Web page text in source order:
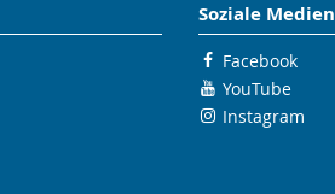
Soziale Medien
Facebook
YouTube
Instagram